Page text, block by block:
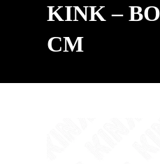
KINK –
CM